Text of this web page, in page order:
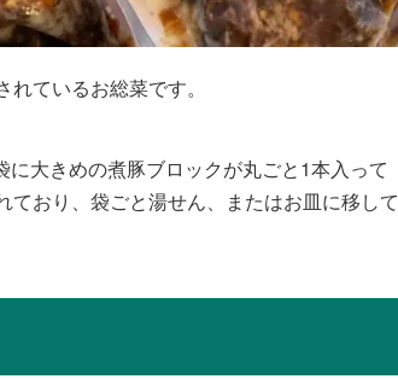
ているお総菜です。
大きめの煮豚ブロックが丸ごと1本入って
おり、袋ごと湯せん、またはお皿に移して